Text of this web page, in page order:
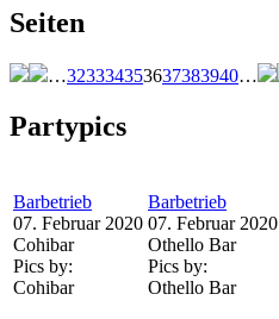
Seiten
…323334353637383940…
Partypics
Barbetrieb
07. Februar 2020
Cohibar
Pics by:
Cohibar
Barbetrieb
07. Februar 2020
Othello Bar
Pics by:
Othello Bar